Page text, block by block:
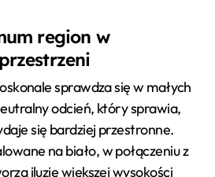
region w
sprawdza się w małych
odcień, który sprawia,
się bardziej przestronne.
na biało, w połączeniu z
iluzję większej wysokości